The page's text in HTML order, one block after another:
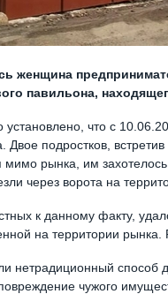
женщина
павильона,
установлено, что с
Двое подростков,
рынка, им
через ворота на
к данному факту,
на территории
нетрадиционный способ
чужого